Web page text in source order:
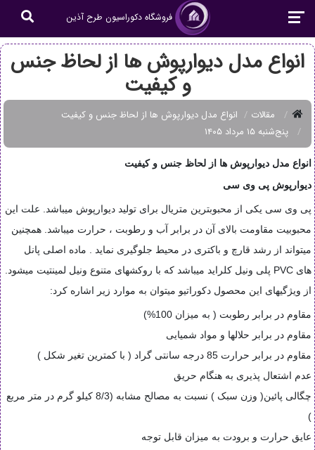
فروشگاه دکوراسیون طرح آذین
انواع مدل دیوارپوش ها از لحاظ جنس
و کیفیت
مقالات
انواع مدل دیوارپوش ها از لحاظ جنس و کیفیت
پنج‌شنبه ۱۵ مرداد ۱۴۰۵
انواع مدل دیوارپوش ها از لحاظ جنس و کیفیت
دیوارپوش پی وی سی
پی وی سی یکی از محبوبترین متریال برای تولید دیوارپوش میباشد. علت این
محبوبیت مقاومت بالای آن در برابر آب و رطوبت ، حرارت میباشد. همچنین
میتواند از رشد قارچ و باکتری در محیط جلوگیری نماید . ماده اصلی پانل
های PVC پلی ونیل کلراید میباشد که با روکشهای متنوع ونیل لمینتیت میشود.
از ویژگیهای این محصول دکوراتیو میتوان به موارد زیر اشاره کرد:
مقاوم در برابر رطوبت ( به میزان 100%)
مقاوم در برابر حلالها و مواد شمیایی
مقاوم در برابر حرارت 85 درجه سانتی گراد ( با کمترین تغیر شکل )
عدم اشتعال پذیری به هنگام حریق
چگالی پائین( وزن سبک ) نسبت به مصالح مشابه (8/3 کیلو گرم در متر مربع
)
عایق حرارت و برودت به میزان قابل توجه